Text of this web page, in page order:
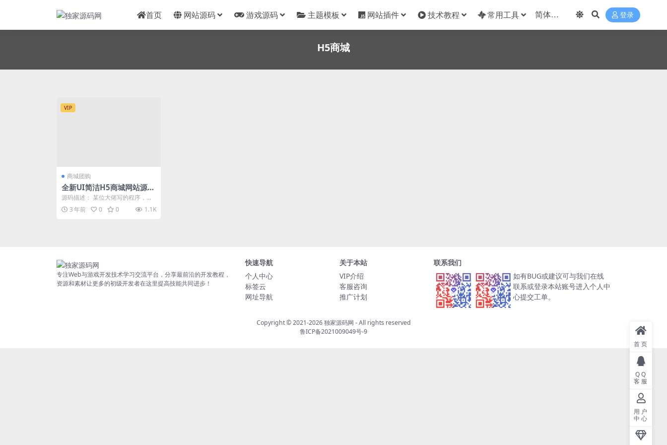
首页 网站源码 游戏源码 主题模板 网站插件 技术教程 常用工具 登录
H5商城
VIP
商城团购
全新UI简洁H5商城网站源
码-易支付接口
源码描述： 某位大佬写的程序，从
其他网站看到了，就搬运过来了 测
试了下，界面还可...
3 年前 0 0 1.1K
专注Web与游戏开发技术学习交流平台，分享最前沿的开发教程，
资源和素材让更多的初级开发者在这里提高技能共同进步！
快速导航
个人中心
标签云
网址导航
关于本站
VIP介绍
客服咨询
推广计划
联系我们
如有BUG或建议可与我们在线
联系或登录本站账号进入个人中
心提交工单。
Copyright © 2021-2026独家源码网 - All rights reserved
鲁ICP备2021009049号-9
首页
QQ
客服
用户
中心